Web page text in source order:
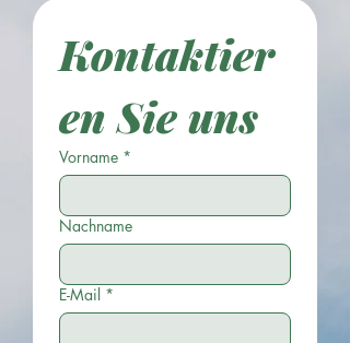
Kontaktier
en Sie uns
Vorname *
Nachname
E-Mail *